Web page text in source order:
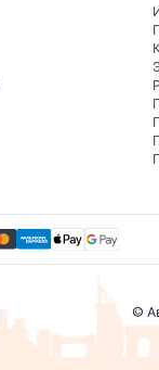
©